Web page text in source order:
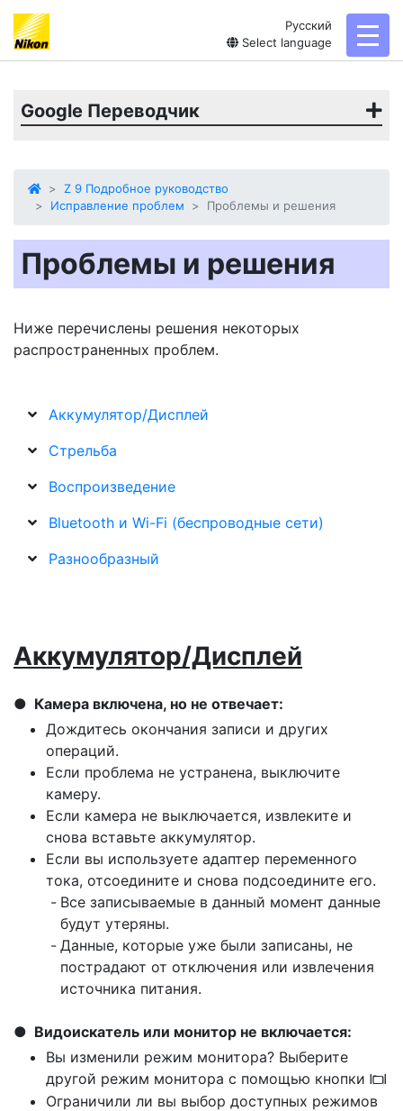
Русский
Select language
Google Переводчик
Z 9 Подробное руководство
Исправление проблем
Проблемы и решения
Проблемы и решения
Ниже перечислены решения некоторых
распространенных проблем.
Аккумулятор/Дисплей
Стрельба
Воспроизведение
Bluetooth и Wi-Fi (беспроводные сети)
Разнообразный
Аккумулятор/Дисплей
Камера включена, но не отвечает:
Дождитесь окончания записи и других
операций.
Если проблема не устранена, выключите
камеру.
Если камера не выключается, извлеките и
снова вставьте аккумулятор.
Если вы используете адаптер переменного
тока, отсоедините и снова подсоедините его.
Все записываемые в данный момент данные
будут утеряны.
Данные, которые уже были записаны, не
пострадают от отключения или извлечения
источника питания.
Видоискатель или монитор не включается:
Вы изменили режим монитора? Выберите
другой режим монитора с помощью кнопки M
Ограничили ли вы выбор доступных режимов